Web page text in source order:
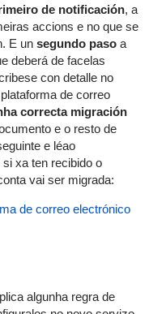
de notificación, a
accions e no que se
E un segundo pasoa
deberá de facelas
con detalle no
de correo
correcta migración
e o resto de
e léao
xa ten recibido o
vai ser migrada:
de correo electrónico
algunha regra de